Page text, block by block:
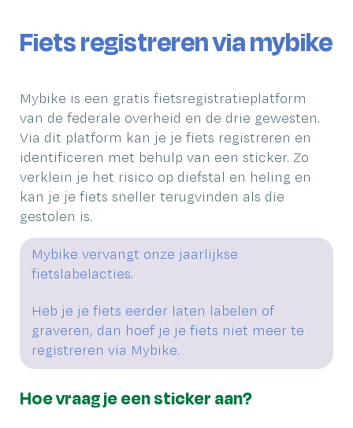
Fiets registreren via mybike
Mybike is een gratis fietsregistratieplatform
van de federale overheid en de drie gewesten.
Via dit platform kan je je fiets registreren en
identificeren met behulp van een sticker. Zo
verklein je het risico op diefstal en heling en
kan je je fiets sneller terugvinden als die
gestolen is.
Mybike vervangt onze jaarlijkse
fietslabelacties.
Heb je je fiets eerder laten labelen of
graveren, dan hoef je je fiets niet meer te
registreren via Mybike.
Hoe vraag je een sticker aan?